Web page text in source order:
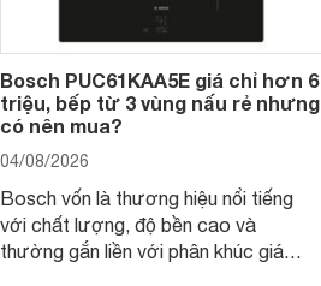
Bosch PUC61KAA5E giá chỉ hơn 6
triệu, bếp từ 3 vùng nấu rẻ nhưng
có nên mua?
04/08/2026
Bosch vốn là thương hiệu nổi tiếng
với chất lượng, độ bền cao và
thường gắn liền với phân khúc giá